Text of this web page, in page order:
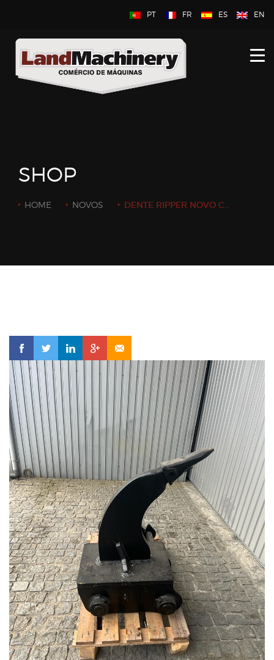
PT FR ES EN
INÍCIO
SHOP
HOME NOVOS DENTE RIPPER NOVO COM PARA ESCAVADORA DE 16 A 18 TON (PC160 / PC180) DISPONIVEL EM STOCK.